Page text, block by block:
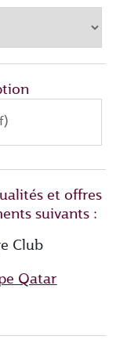
et offres
suivants :
Club
Qatar